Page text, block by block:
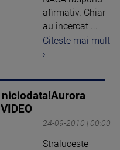
afirmativ. Chiar
au incercat ...
Citeste mai mult
›
24-09-2010 | 00:00
Straluceste